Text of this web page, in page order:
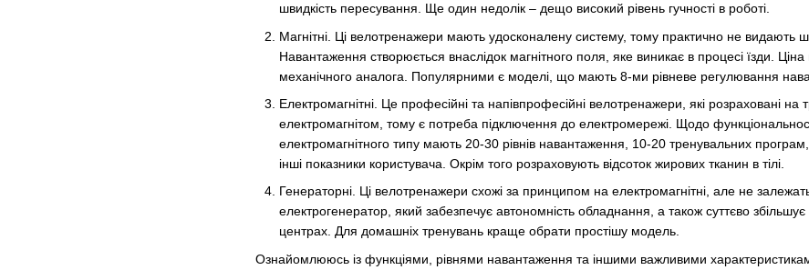
швидкість пересування. Ще один недолік – дещо високий рівень гучності в роботі.
Магнітні. Ці велотренажери мають удосконалену систему, тому практично не
Навантаження створюється внаслідок магнітного поля, яке виникає в процесі їзди.
механічного аналога. Популярними є моделі, що мають 8-ми рівневе регулювання
Електромагнітні. Це професійні та напівпрофесійні велотренажери, які розраховані
електромагнітом, тому є потреба підключення до електромережі. Щодо
електромагнітного типу мають 20-30 рівнів навантаження, 10-20 тренувальних
інші показники користувача. Окрім того розраховують відсоток жирових тканин в тілі.
Генераторні. Ці велотренажери схожі за принципом на електромагнітні, але не
електрогенератор, який забезпечує автономність обладнання, а також суттєво
центрах. Для домашніх тренувань краще обрати простішу модель.
Ознайомлююсь із функціями, рівнями навантаження та іншими важливими